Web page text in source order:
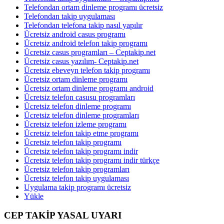
Telefondan ortam dinleme programı ücretsiz
Telefondan takip uygulaması
Telefondan telefona takip nasıl yapılır
Ücretsiz android casus programı
Ücretsiz android telefon takip programı
Ücretsiz casus programları – Ceptakip.net
Ücretsiz casus yazılım- Ceptakip.net
Ücretsiz ebeveyn telefon takip programı
Ücretsiz ortam dinleme programı
Ücretsiz ortam dinleme programı android
Ücretsiz telefon casusu programları
Ücretsiz telefon dinleme programı
Ücretsiz telefon dinleme programları
Ücretsiz telefon izleme programı
Ücretsiz telefon takip etme programı
Ücretsiz telefon takip programı
Ücretsiz telefon takip programı indir
Ücretsiz telefon takip programı indir türkçe
Ücretsiz telefon takip programları
Ücretsiz telefon takip uygulaması
Uygulama takip programı ücretsiz
Yükle
CEP TAKİP YASAL UYARI